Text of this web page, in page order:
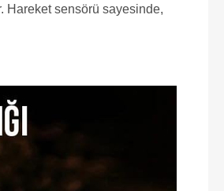
Hareket sensörü sayesinde,